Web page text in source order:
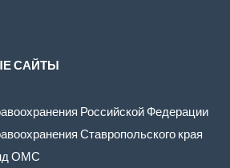
САЙТЫ
Российской Федерации
Ставропольского края
ОМС